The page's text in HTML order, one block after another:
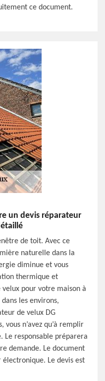
ce document.
un devis réparateur
de toit. Avec ce
naturelle dans la
diminue et vous
thermique et
velux pour votre maison à
les environs,
de velux DG
vous n’avez qu’à remplir
Le responsable préparera
demande. Le document
Le devis est